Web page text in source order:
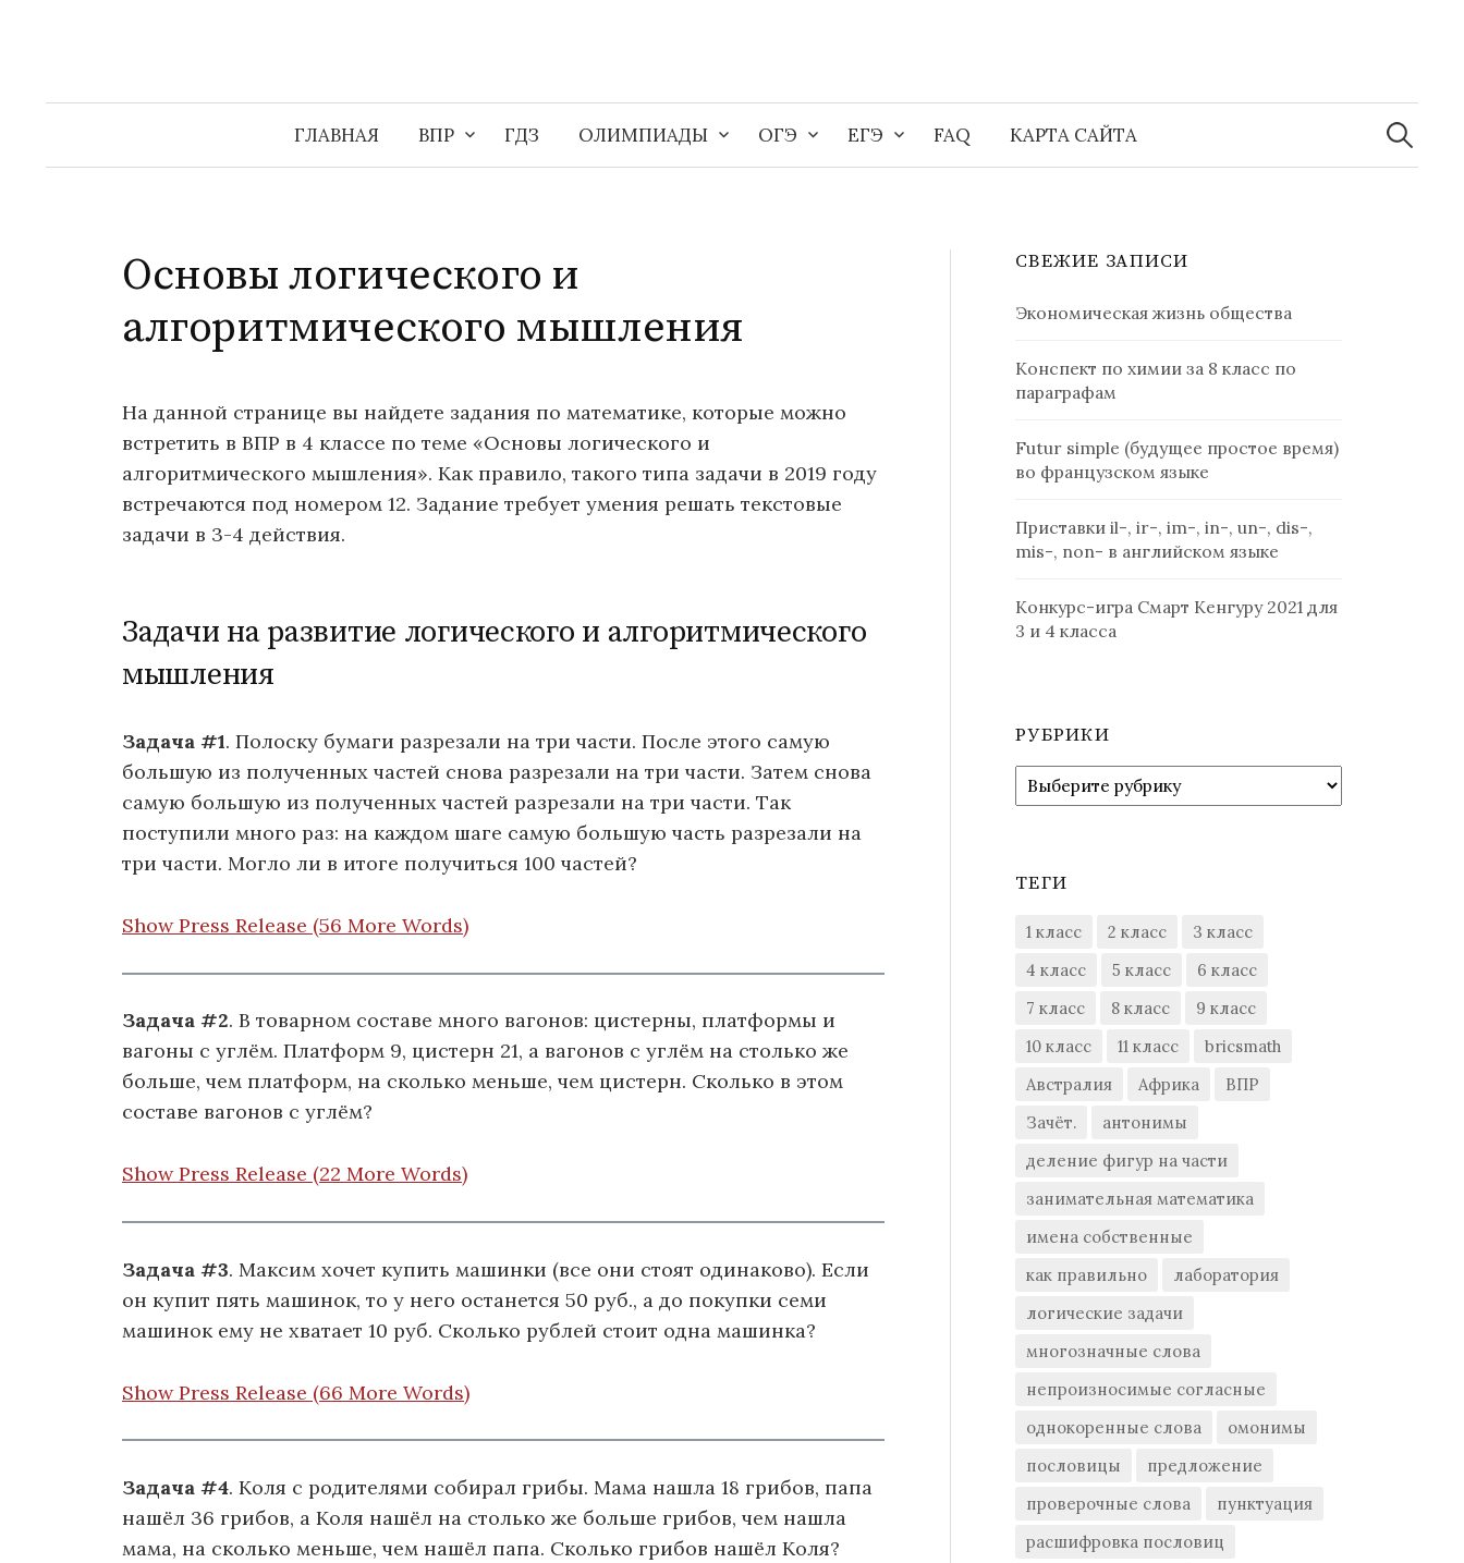
ГЛАВНАЯ ВПР ГДЗ ОЛИМПИАДЫ ОГЭ ЕГЭ FAQ КАРТА САЙТА
Найти:
Основы логического и
алгоритмического мышления
На данной странице вы найдете задания по математике, которые можно
встретить в ВПР в 4 классе по теме «Основы логического и
алгоритмического мышления». Как правило, такого типа задачи в 2019 году
встречаются под номером 12. Задание требует умения решать текстовые
задачи в 3-4 действия.
Задачи на развитие логического и алгоритмического
мышления
Задача #1. Полоску бумаги разрезали на три части. После этого самую
большую из полученных частей снова разрезали на три части. Затем снова
самую большую из полученных частей разрезали на три части. Так
поступили много раз: на каждом шаге самую большую часть разрезали на
три части. Могло ли в итоге получиться 100 частей?
Show Press Release (56 More Words)
Задача #2. В товарном составе много вагонов: цистерны, платформы и
вагоны с углём. Платформ 9, цистерн 21, а вагонов с углём на столько же
больше, чем платформ, на сколько меньше, чем цистерн. Сколько в этом
составе вагонов с углём?
Show Press Release (22 More Words)
Задача #3. Максим хочет купить машинки (все они стоят одинаково). Если
он купит пять машинок, то у него останется 50 руб., а до покупки семи
машинок ему не хватает 10 руб. Сколько рублей стоит одна машинка?
Show Press Release (66 More Words)
Задача #4. Коля с родителями собирал грибы. Мама нашла 18 грибов, папа
нашёл 36 грибов, а Коля нашёл на столько же больше грибов, чем нашла
мама, на сколько меньше, чем нашёл папа. Сколько грибов нашёл Коля?
СВЕЖИЕ ЗАПИСИ
Экономическая жизнь общества
Конспект по химии за 8 класс по
параграфам
Futur simple (будущее простое время)
во французском языке
Приставки il-, ir-, im-, in-, un-, dis-,
mis-, non- в английском языке
Конкурс-игра Смарт Кенгуру 2021 для
3 и 4 класса
РУБРИКИ
Рубрики
ТЕГИ
1 класс 2 класс
3 класс
4 класс
5 класс
6 класс
7 класс
8 класс
9 класс
10 класс
11 класс
bricsmath
Австралия
Африка
ВПР
Зачёт.
антонимы
деление фигур на части
занимательная математика
имена собственные
как правильно
лаборатория
логические задачи
многозначные слова
непроизносимые согласные
однокоренные слова
омонимы
пословицы
предложение
проверочные слова
пунктуация
расшифровка пословиц